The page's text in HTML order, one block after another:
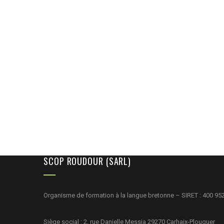
SCOP ROUDOUR (SARL)
Organisme de formation à la langue bretonne – SIRET : 400
Siège social : 2, rue Danielle Messia 29270 Carhaix-Plouguer